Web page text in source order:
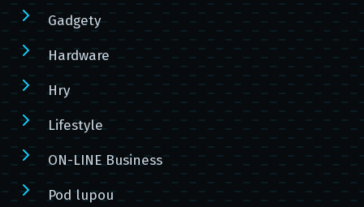
Gadgety
Hardware
Hry
Lifestyle
ON-LINE Business
Pod lupou